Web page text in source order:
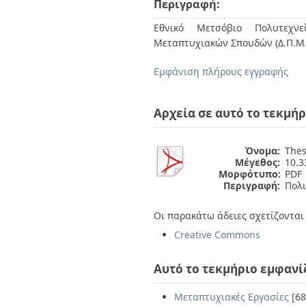
Περιγραφή:
Εθνικό Μετσόβιο
Μεταπτυχιακών Σπουδών
Εμφάνιση πλήρους εγγραφής
Αρχεία σε αυτό το
Όνομα:
Μέγεθος:
Μορφότυπο: PDF
Περιγραφή:
Οι παρακάτω άδειες
Creative Commons
Αυτό το τεκμήριο
Μεταπτυχιακές Εργασίες